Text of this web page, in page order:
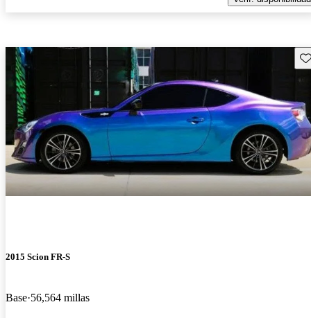
2015 Scion FR-S
Base 56,564 millas